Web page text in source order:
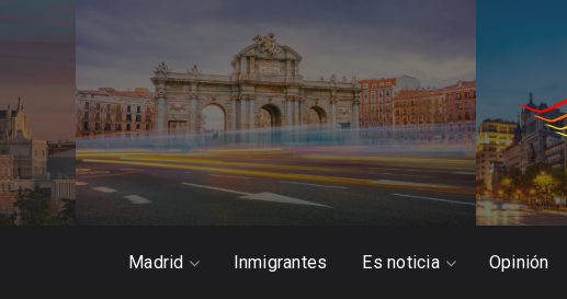
Madrid Inmigrantes Es noticia Opinión